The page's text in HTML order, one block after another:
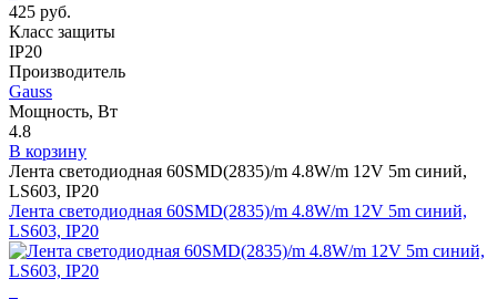
425 руб.
Класс защиты
IP20
Производитель
Gauss
Мощность, Вт
4.8
В корзину
Лента светодиодная 60SMD(2835)/m 4.8W/m 12V 5m синий,
LS603, IP20
Лента светодиодная 60SMD(2835)/m 4.8W/m 12V 5m синий,
LS603, IP20